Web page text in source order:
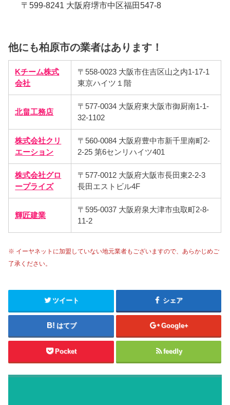
〒599-8241 大阪府堺市中区福田547-8
他にも柏原市の業者はあります！
Kチーム株式
会社
〒558-0023 大阪市住吉区山之内1-17-1
東京ハイツ１階
北畠工務店
〒577-0034 大阪府東大阪市御厨南1-1-
32-1102
株式会社クリ
エーション
〒560-0084 大阪府豊中市新千里南町2-
2-25 第6センリハイツ401
株式会社グロ
ープライズ
〒577-0012 大阪府大阪市長田東2-2-3
長田エストビル4F
輝匠建業
〒595-0037 大阪府泉大津市虫取町2-8-
11-2
※ イーヤネットに加盟していない地元業者もございますので、あらかじめご
了承ください。
ツイート シェア
はてブ Google+
Pocket feedly